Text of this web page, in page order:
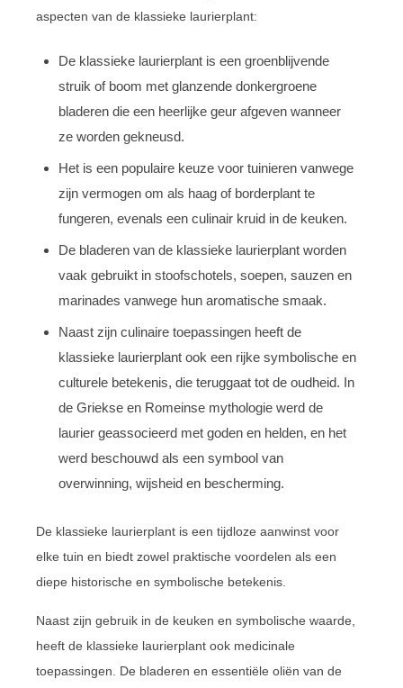
aspecten van de klassieke laurierplant:
De klassieke laurierplant is een groenblijvende
struik of boom met glanzende donkergroene
bladeren die een heerlijke geur afgeven wanneer
ze worden gekneusd.
Het is een populaire keuze voor tuinieren vanwege
zijn vermogen om als haag of borderplant te
fungeren, evenals een culinair kruid in de keuken.
De bladeren van de klassieke laurierplant worden
vaak gebruikt in stoofschotels, soepen, sauzen en
marinades vanwege hun aromatische smaak.
Naast zijn culinaire toepassingen heeft de
klassieke laurierplant ook een rijke symbolische en
culturele betekenis, die teruggaat tot de oudheid. In
de Griekse en Romeinse mythologie werd de
laurier geassocieerd met goden en helden, en het
werd beschouwd als een symbool van
overwinning, wijsheid en bescherming.
De klassieke laurierplant is een tijdloze aanwinst voor
elke tuin en biedt zowel praktische voordelen als een
diepe historische en symbolische betekenis.
Naast zijn gebruik in de keuken en symbolische waarde,
heeft de klassieke laurierplant ook medicinale
toepassingen. De bladeren en essentiële oliën van de